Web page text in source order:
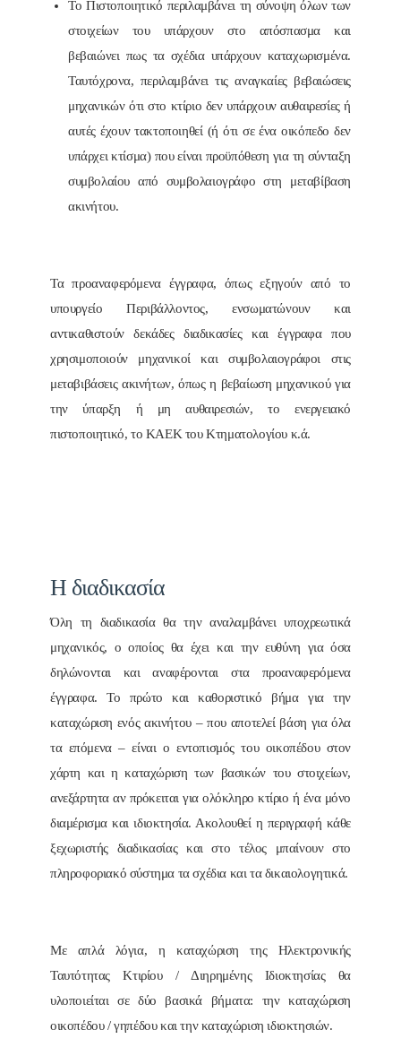
Το Πιστοποιητικό περιλαμβάνει τη σύνοψη όλων των
στοιχείων του υπάρχουν στο απόσπασμα και
βεβαιώνει πως τα σχέδια υπάρχουν καταχωρισμένα.
Ταυτόχρονα, περιλαμβάνει τις αναγκαίες βεβαιώσεις
μηχανικών ότι στο κτίριο δεν υπάρχουν αυθαιρεσίες ή
αυτές έχουν τακτοποιηθεί (ή ότι σε ένα οικόπεδο δεν
υπάρχει κτίσμα) που είναι προϋπόθεση για τη σύνταξη
συμβολαίου από συμβολαιογράφο στη μεταβίβαση
ακινήτου.
Τα προαναφερόμενα έγγραφα, όπως εξηγούν από το
υπουργείο Περιβάλλοντος, ενσωματώνουν και
αντικαθιστούν δεκάδες διαδικασίες και έγγραφα που
χρησιμοποιούν μηχανικοί και συμβολαιογράφοι στις
μεταβιβάσεις ακινήτων, όπως η βεβαίωση μηχανικού για
την ύπαρξη ή μη αυθαιρεσιών, το ενεργειακό
πιστοποιητικό, το ΚΑΕΚ του Κτηματολογίου κ.ά.
Η διαδικασία
Όλη τη διαδικασία θα την αναλαμβάνει υποχρεωτικά
μηχανικός, ο οποίος θα έχει και την ευθύνη για όσα
δηλώνονται και αναφέρονται στα προαναφερόμενα
έγγραφα. Το πρώτο και καθοριστικό βήμα για την
καταχώριση ενός ακινήτου – που αποτελεί βάση για όλα
τα επόμενα – είναι ο εντοπισμός του οικοπέδου στον
χάρτη και η καταχώριση των βασικών του στοιχείων,
ανεξάρτητα αν πρόκειται για ολόκληρο κτίριο ή ένα μόνο
διαμέρισμα και ιδιοκτησία. Ακολουθεί η περιγραφή κάθε
ξεχωριστής διαδικασίας και στο τέλος μπαίνουν στο
πληροφοριακό σύστημα τα σχέδια και τα δικαιολογητικά.
Mε απλά λόγια, η καταχώριση της Ηλεκτρονικής
Ταυτότητας Κτιρίου / Διηρημένης Ιδιοκτησίας θα
υλοποιείται σε δύο βασικά βήματα: την καταχώριση
οικοπέδου / γηπέδου και την καταχώριση ιδιοκτησιών.